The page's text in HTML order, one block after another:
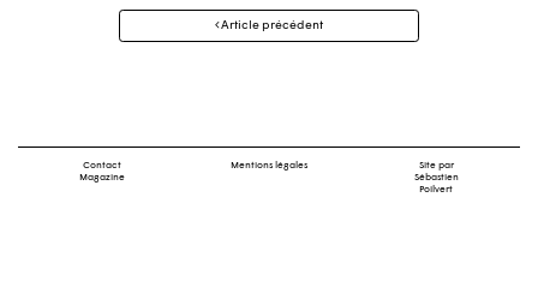
Navigation
Article précédent
Contact
Magazine
Mentions légales
Site par
Sébastien
Poilvert